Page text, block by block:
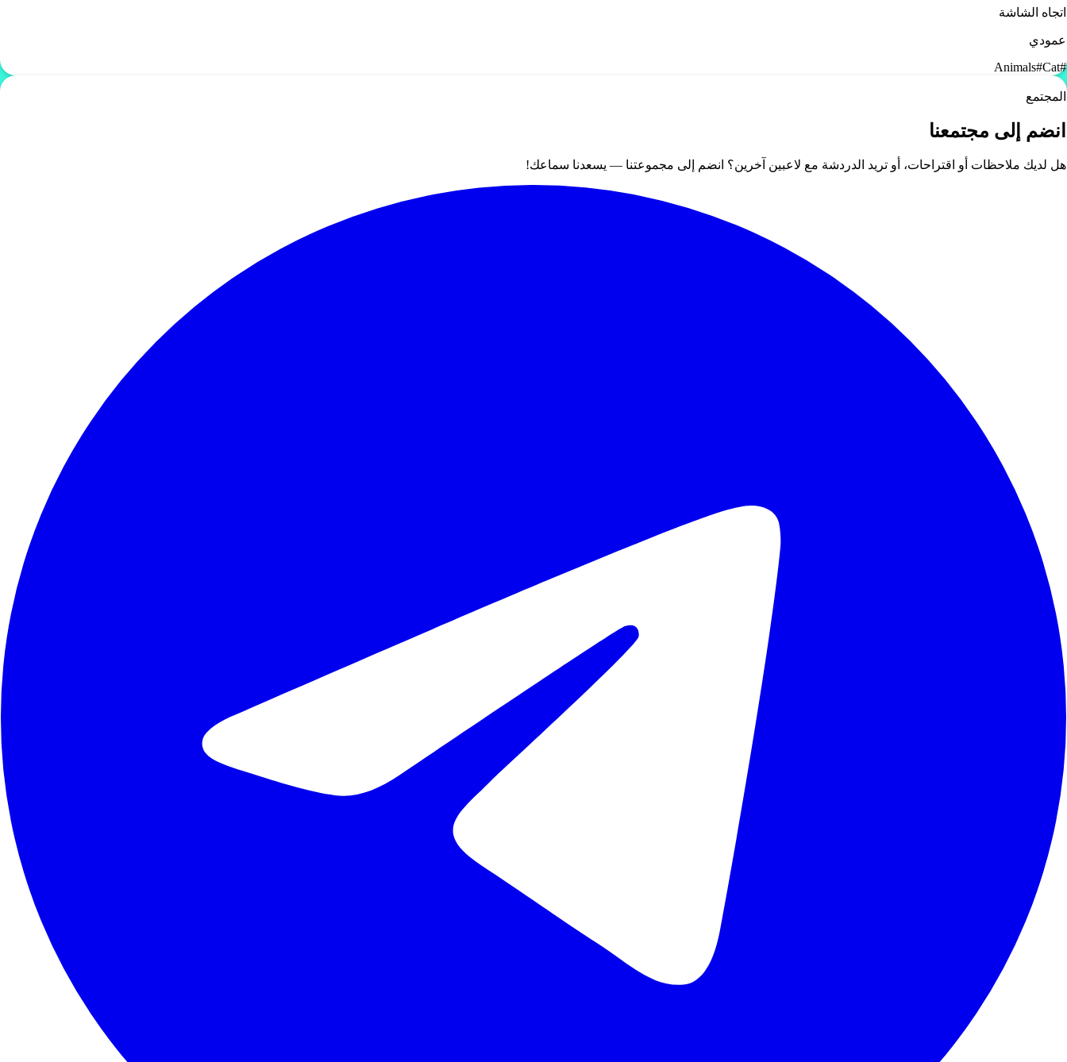
اتجاه الشاشة
عمودي
#
Animals#Cat
المجتمع
انضم إلى مجتمعنا
هل لديك ملاحظات أو اقتراحات، أو تريد الدردشة مع لاعبين آخرين؟ انضم إلى مجموعتنا — يسعدنا سماعك!